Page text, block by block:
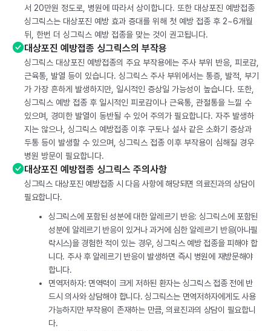
서 20만원 정도로, 병원에 따라서 상이합니다. 또한 대상포진 예방접종
싱그릭스는 대상포진 예방 효과 증대를 위해 첫 예방 접종 후 2~6개월
뒤, 한번 더 싱그릭스 예방 접종을 맞는 것이 권고됩니다.
대상포진 예방접종 싱그릭스의 부작용
싱그릭스 대상포진 예방접종의 주요 부작용에는 주사 부위 반응, 피로감,
근육통, 발열 등이 있습니다. 싱그릭스 주사 부위에서는 통증, 발적, 부기
가 가장 흔하게 발생하지만, 일시적인 증상일 가능성이 높습니다. 또한,
싱그릭스 예방 접종 후 일시적인 피로감이나 근육통, 관절통을 느낄 수
있으며, 경미한 발열이 동반될 수 있어 주의가 필요합니다. 자주 발생하
지는 않으나, 싱그릭스 예방접종 이후 구토나 설사 같은 소화기 증상과
두통 등이 발생할 수 있으며, 싱그릭스 접종 이후 부작용이 심해질 경우
병원 방문이 필요합니다.
대상포진 예방접종 싱그릭스 주의사항
싱그릭스 대상포진 예방접종 시 다음 사항에 해당되면 의료진과의 상담이
필요합니다.
싱그릭스에 포함된 성분에 대한 알레르기 반응: 싱그릭스에 포함된
성분에 알레르기 반응이 있거나 과거에 심한 알레르기 반응(아나필
락시스)을 경험한 적이 있는 경우, 싱그릭스 예방 접종을 피해야 합
니다. 주사 후 알레르기 반응이 발생하면 즉시 병원에 재방문해야
합니다.
면역저하자: 면역력이 크게 저하된 환자는 싱그릭스 접종 전에 반
드시 의사와 상담해야 합니다. 싱그릭스는 면역저하자에게도 사용
가능하지만 부작용이 존재하는 만큼, 의료진과의 상담이 필요합니
다.